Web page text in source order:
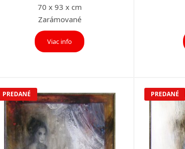
70 x 93 x cm
Zarámované
Viac info
PREDANÉ PREDANÉ